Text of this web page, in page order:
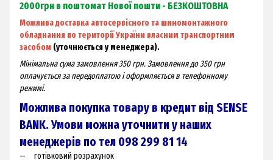
2000грн в поштомат Нової пошти - БЕЗКОШТОВНА
Можлива доставка автосервісного та шиномонтажного
обладнання по території України власним транспортним
засобом (уточнюється у менеджера).
Мінімальна сума замовлення 350 грн. Замовлення до 350 грн
оплачується за передоплатою і оформляється в телефонному
режимі.
Можлива покупка товару в кредит від SENSE
BANK. Умови можна уточнити у наших
менеджерів по тел 098 299 81 14
готівковий розрахунок